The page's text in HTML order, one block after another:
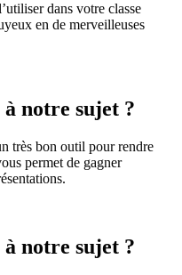
dans votre classe
en de merveilleuses
notre sujet ?
très bon outil pour rendre
permet de gagner
notre sujet ?